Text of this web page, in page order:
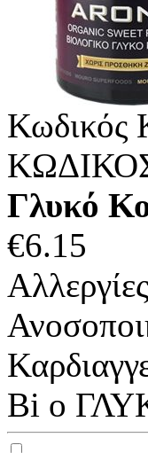
Κωδικός
Γλυκό
€6.15
Bi o